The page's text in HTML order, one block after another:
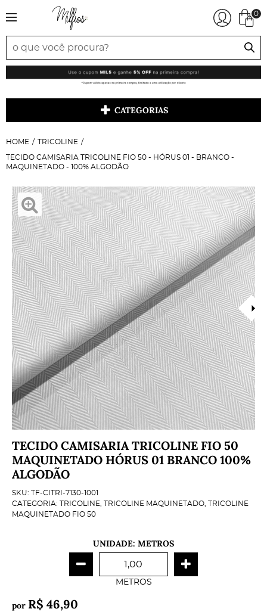
0
CATEGORIAS
HOME TRICOLINE
TECIDO CAMISARIA TRICOLINE FIO 50 - HÓRUS 01 - BRANCO -
MAQUINETADO - 100% ALGODÃO
TECIDO CAMISARIA TRICOLINE FIO 50
MAQUINETADO HÓRUS 01 BRANCO 100%
ALGODÃO
SKU: TF-CITRI-7130-1001
CATEGORIA: TRICOLINE TRICOLINE MAQUINETADO TRICOLINE
MAQUINETADO FIO 50
UNIDADE: METROS
METROS
por R$ 46,90